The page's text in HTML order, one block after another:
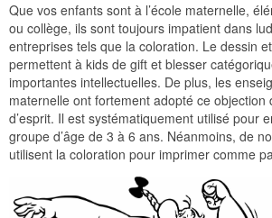
Que vos enfants sont à l’école maternelle,
ou collège, ils sont toujours impatient dans
entreprises tels que la coloration. Le dessin
permettent à kids de gift et blesser
importantes intellectuelles. De plus, les
maternelle ont fortement adopté ce objection
d’esprit. Il est systématiquement utilisé pour
groupe d’âge de 3 à 6 ans. Néanmoins, de
utilisent la coloration pour imprimer comme